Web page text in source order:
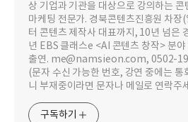
상 기업과 기관을 대상으로 강의하는 콘
마케팅 전문가. 경북콘텐츠진흥원 차장
터 콘텐츠 제작사 대표까지, 10년 넘은
년 EBS 클래스e <AI 콘텐츠 창작> 분야
출연. me@namsieon.com, 0502-
(문자 수신 가능한 번호, 강연 중에는 통
니 부재중이라면 문자나 메일로 연락주
구독하기